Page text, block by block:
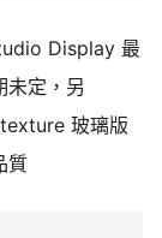
Display 最
定，另
玻璃版
質